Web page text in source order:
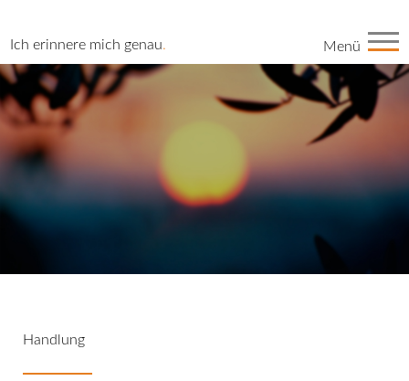
Ich erinnere mich genau. Menü
Handlung